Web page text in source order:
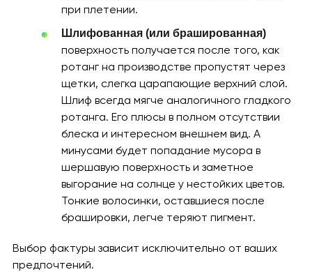
при плетении.
Шлифованная (или брашированная)
поверхность получается после того, как
ротанг на производстве пропустят через
щетки, слегка царапающие верхний слой.
Шлиф всегда мягче аналогичного гладкого
ротанга. Его плюсы в полном отсутствии
блеска и интересном внешнем вид. А
минусами будет попадание мусора в
шершавую поверхность и заметное
выгорание на солнце у нестойких цветов.
Тонкие волосинки, оставшиеся после
брашировки, легче теряют пигмент.
Выбор фактуры зависит исключительно от ваших
предпочтений.